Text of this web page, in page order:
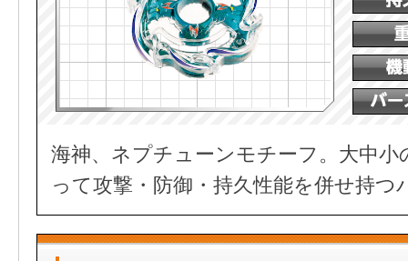
海神、ネプチューンモチーフ。大中
って攻撃・防御・持久性能を併せ持